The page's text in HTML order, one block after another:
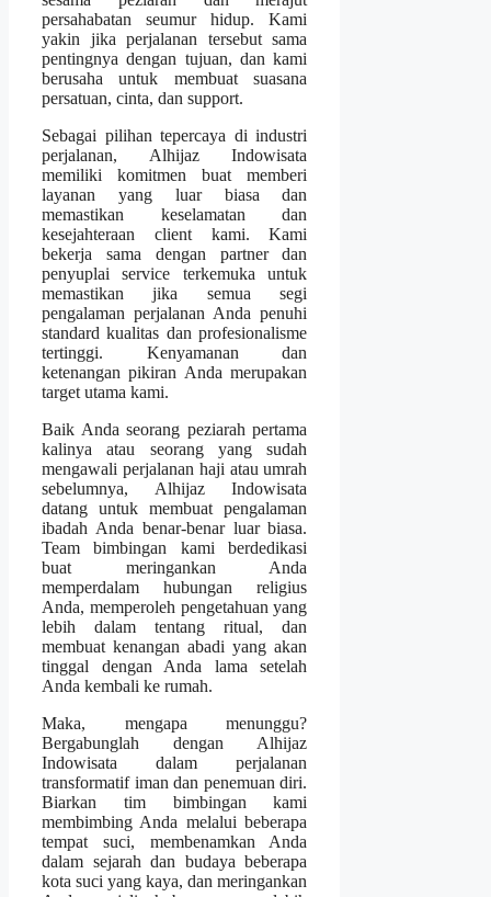
persahabatan seumur hidup. Kami
yakin jika perjalanan tersebut sama
pentingnya dengan tujuan, dan kami
berusaha untuk membuat suasana
persatuan, cinta, dan support.
Sebagai pilihan tepercaya di industri
perjalanan, Alhijaz Indowisata
memiliki komitmen buat memberi
layanan yang luar biasa dan
memastikan keselamatan dan
kesejahteraan client kami. Kami
bekerja sama dengan partner dan
penyuplai service terkemuka untuk
memastikan jika semua segi
pengalaman perjalanan Anda penuhi
standard kualitas dan profesionalisme
tertinggi. Kenyamanan dan
ketenangan pikiran Anda merupakan
target utama kami.
Baik Anda seorang peziarah pertama
kalinya atau seorang yang sudah
mengawali perjalanan haji atau umrah
sebelumnya, Alhijaz Indowisata
datang untuk membuat pengalaman
ibadah Anda benar-benar luar biasa.
Team bimbingan kami berdedikasi
buat meringankan Anda
memperdalam hubungan religius
Anda, memperoleh pengetahuan yang
lebih dalam tentang ritual, dan
membuat kenangan abadi yang akan
tinggal dengan Anda lama setelah
Anda kembali ke rumah.
Maka, mengapa menunggu?
Bergabunglah dengan Alhijaz
Indowisata dalam perjalanan
transformatif iman dan penemuan diri.
Biarkan tim bimbingan kami
membimbing Anda melalui beberapa
tempat suci, membenamkan Anda
dalam sejarah dan budaya beberapa
kota suci yang kaya, dan meringankan